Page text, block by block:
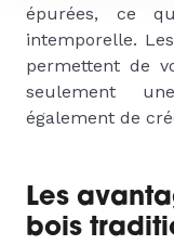
épurées, ce
intemporelle.
permettent de
seulement
également de
Les
bois